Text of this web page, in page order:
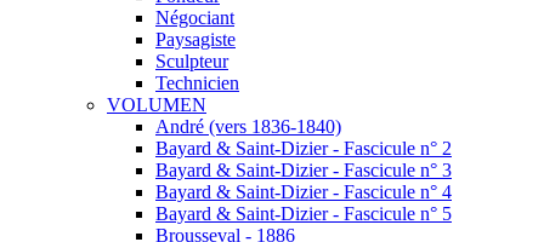
Négociant
Paysagiste
Sculpteur
Technicien
VOLUMEN
André (vers 1836-1840)
Bayard & Saint-Dizier - Fascicule n° 2
Bayard & Saint-Dizier - Fascicule n° 3
Bayard & Saint-Dizier - Fascicule n° 4
Bayard & Saint-Dizier - Fascicule n° 5
Brousseval - 1886